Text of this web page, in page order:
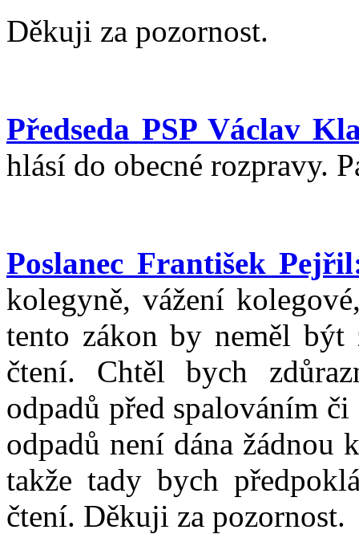
Děkuji za pozornost.
Předseda PSP Václav
hlásí do obecné rozpravy.
Poslanec František
kolegyně, vážení
tento zákon by neměl
čtení. Chtěl bych
odpadů před spalováním
odpadů není dána žádnou
takže tady bych
čtení. Děkuji za pozornost.